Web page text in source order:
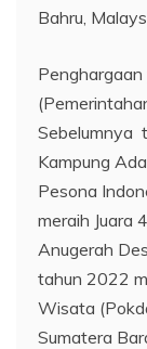
Bahru,
Sebelumnya
Kampung
Pesona
meraih Juara
Anugerah
tahun 2022
Wisata
Sumatera